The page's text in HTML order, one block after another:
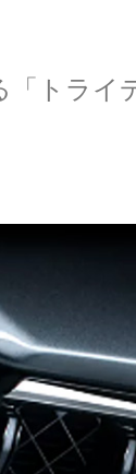
トライ